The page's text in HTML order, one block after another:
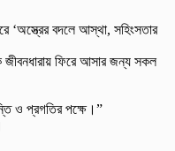
‘অস্ত্রের বদলে আস্থা, সহিংসতার
জীবনধারায় ফিরে আসার জন্য সকল
ও প্রগতির পক্ষে।”